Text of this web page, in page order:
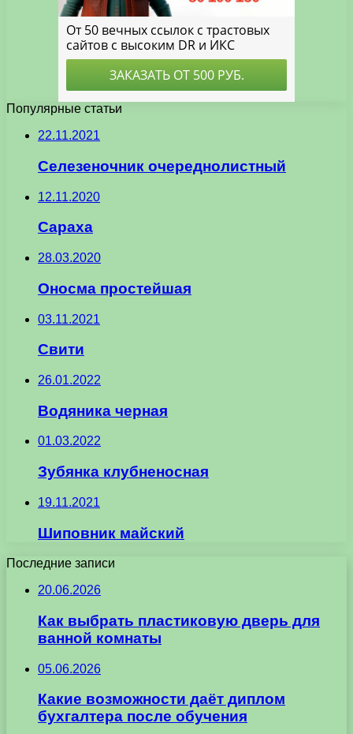
Популярные статьи
22.11.2021
Селезеночник очереднолистный
12.11.2020
Сараха
28.03.2020
Оносма простейшая
03.11.2021
Свити
26.01.2022
Водяника черная
01.03.2022
Зубянка клубненосная
19.11.2021
Шиповник майский
Последние записи
20.06.2026
Как выбрать пластиковую дверь для
ванной комнаты
05.06.2026
Какие возможности даёт диплом
бухгалтера после обучения